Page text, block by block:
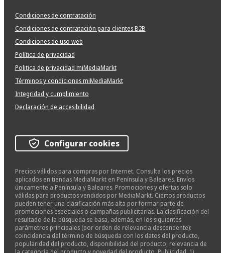
Condiciones de contratación
Condiciones de contratación para clientes B2B
Condiciones de uso web
Política de privacidad
Politica de privacidad miMediaMarkt
Términos y condiciones miMediaMarkt
Integridad y cumplimiento
Declaración de accesibilidad
Configurar cookies
Precios válidos para compras por Internet. Consulta los precios
aplicados en tiendas MediaMarkt en Península y Baleares. Envíos
únicamente a Península y Baleares. Promociones y ofertas solo
válidas para productos vendidos por MediaMarkt. Ciertos productos
pueden tener una clasificación más alta por formar parte de
promociones especiales o campañas publicitarias. La clasificación del
resultado de la búsqueda se basa, además, en los siguientes
parámetros principales (por orden de relevancia descendente):
coincidencia del término de búsqueda con los datos del producto,
popularidad del producto, disponibilidad del producto, relevancia de